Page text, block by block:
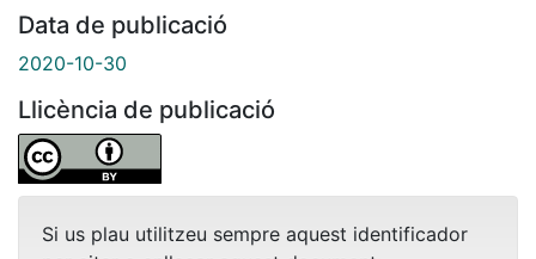
Data de publicació
2020-10-30
Llicència de publicació
Si us plau utilitzeu sempre aquest identificador